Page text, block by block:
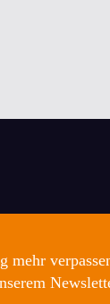
mehr